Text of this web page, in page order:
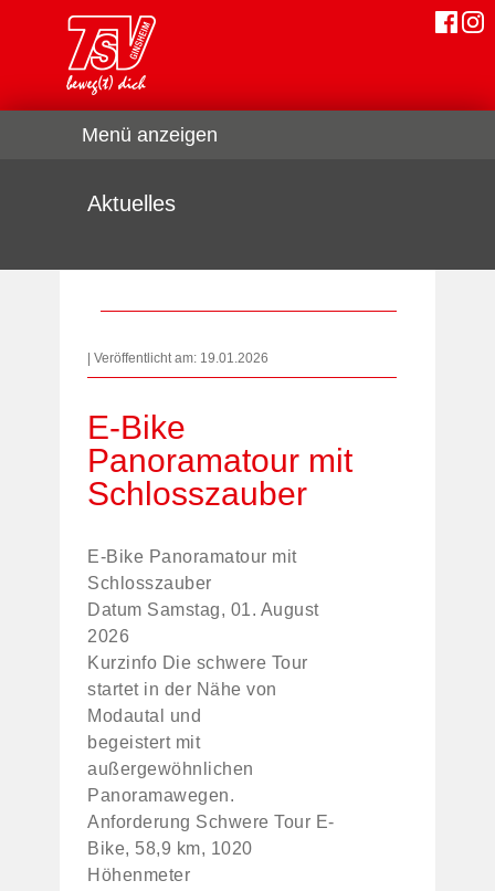
Menü anzeigen
Aktuelles
| Veröffentlicht am: 19.01.2026
E-Bike
Panoramatour mit
Schlosszauber
E-Bike Panoramatour mit
Schlosszauber
Datum Samstag, 01. August
2026
Kurzinfo Die schwere Tour
startet in der Nähe von
Modautal und
begeistert mit
außergewöhnlichen
Panoramawegen.
Anforderung Schwere Tour E-
Bike, 58,9 km, 1020
Höhenmeter